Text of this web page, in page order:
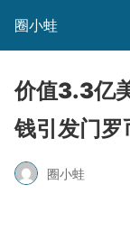
圈小蛙
价值3.3亿
钱引发门罗
圈小蛙